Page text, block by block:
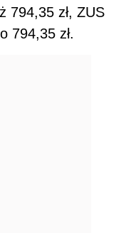
794,35 zł, ZUS
794,35 zł.